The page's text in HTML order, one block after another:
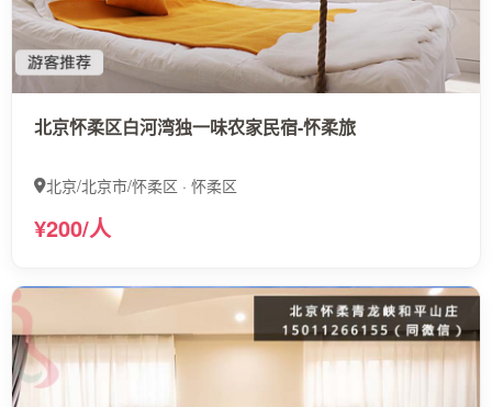
北京怀柔区白河湾独一味农家民宿-怀柔旅
北京/北京市/怀柔区 · 怀柔区
¥200/人